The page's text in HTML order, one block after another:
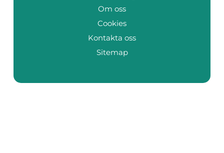
Om oss
Cookies
Kontakta oss
Sitemap